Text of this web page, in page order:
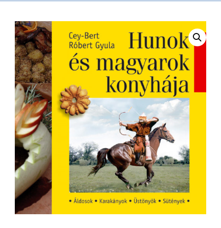
SHOP
KAPCSOLAT
CONTACT
US